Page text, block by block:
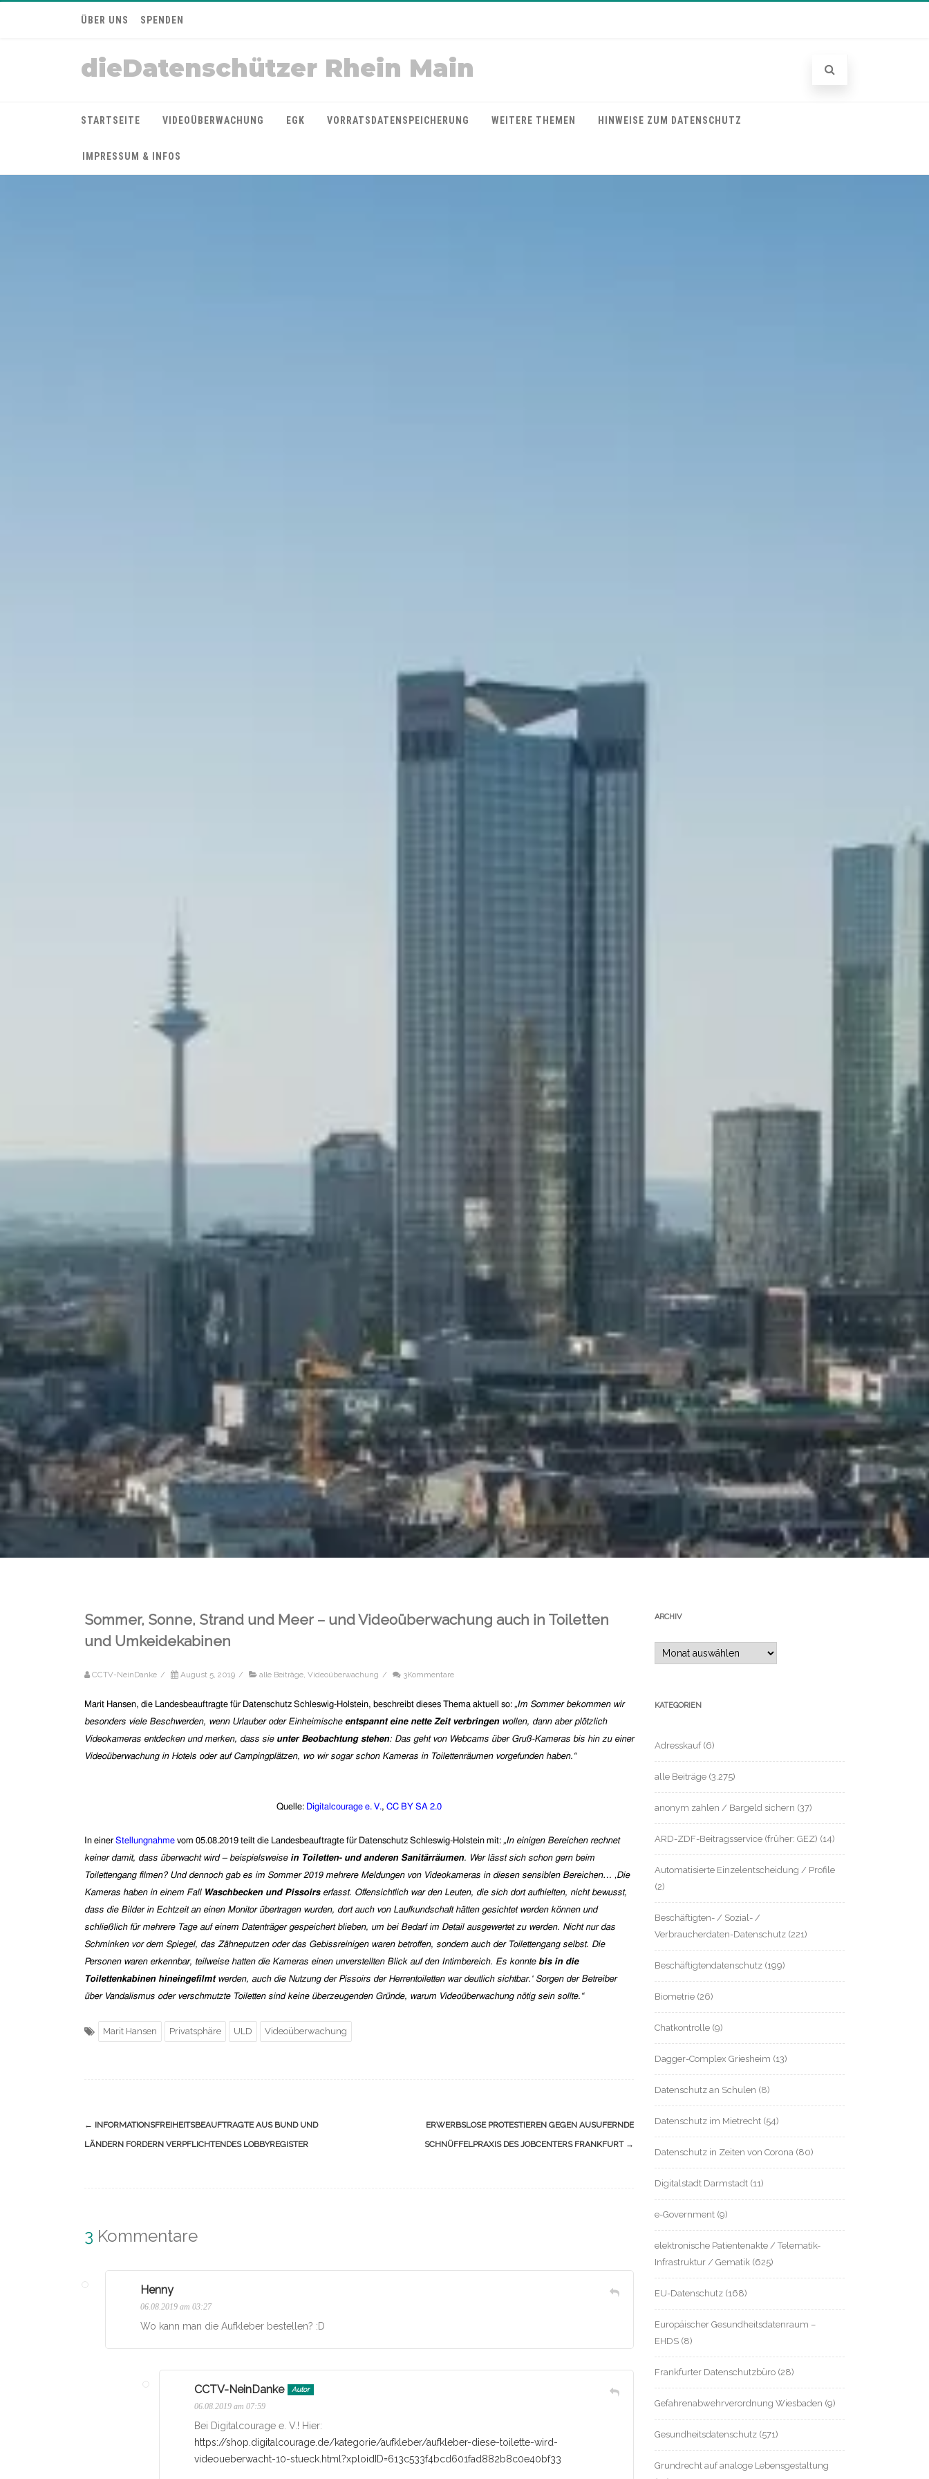
ÜBER UNS SPENDEN
dieDatenschützer Rhein Main
STARTSEITE VIDEOÜBERWACHUNG EGK VORRATSDATENSPEICHERUNG WEITERE THEMEN HINWEISE ZUM DATENSCHUTZ
IMPRESSUM & INFOS
Sommer, Sonne, Strand und Meer – und Videoüberwachung auch in Toiletten
und Umkeidekabinen
CCTV-NeinDanke / August 5, 2019 / alle Beiträge Videoüberwachung / 3Kommentare
Marit Hansen, die Landesbeauftragte für Datenschutz Schleswig-Holstein, beschreibt dieses Thema aktuell so: „Im Sommer bekommen wir
besonders viele Beschwerden, wenn Urlauber oder Einheimische entspannt eine nette Zeit verbringenwollen, dann aber plötzlich
Videokameras entdecken und merken, dass sieunter Beobachtung stehen: Das geht von Webcams über Gruß-Kameras bis hin zu einer
Videoüberwachung in Hotels oder auf Campingplätzen, wo wir sogar schon Kameras in Toilettenräumen vorgefunden haben.“
Quelle: Digitalcourage e. V., CC BY SA 2.0
In einer Stellungnahme vom 05.08.2019 teilt die Landesbeauftragte für Datenschutz Schleswig-Holstein mit: „In einigen Bereichen rechnet
keiner damit, dass überwacht wird – beispielsweise in Toiletten- und anderen Sanitärräumen. Wer lässt sich schon gern beim
Toilettengang filmen? Und dennoch gab es im Sommer 2019 mehrere Meldungen von Videokameras in diesen sensiblen Bereichen… ‚Die
Kameras haben in einem Fall Waschbecken und Pissoirserfasst. Offensichtlich war den Leuten, die sich dort aufhielten, nicht bewusst,
dass die Bilder in Echtzeit an einen Monitor übertragen wurden, dort auch von Laufkundschaft hätten gesichtet werden können und
schließlich für mehrere Tage auf einem Datenträger gespeichert blieben, um bei Bedarf im Detail ausgewertet zu werden. Nicht nur das
Schminken vor dem Spiegel, das Zähneputzen oder das Gebissreinigen waren betroffen, sondern auch der Toilettengang selbst. Die
Personen waren erkennbar, teilweise hatten die Kameras einen unverstellten Blick auf den Intimbereich. Es konnte bis in die
Toilettenkabinen hineingefilmtwerden, auch die Nutzung der Pissoirs der Herrentoiletten war deutlich sichtbar.‘ Sorgen der Betreiber
über Vandalismus oder verschmutzte Toiletten sind keine überzeugenden Gründe, warum Videoüberwachung nötig sein sollte.“
Marit Hansen Privatsphäre ULD Videoüberwachung
Navigation
(Beiträge)
← INFORMATIONSFREIHEITSBEAUFTRAGTE AUS BUND UND
LÄNDERN FORDERN VERPFLICHTENDES LOBBYREGISTER
ERWERBSLOSE PROTESTIEREN GEGEN AUSUFERNDE
SCHNÜFFELPRAXIS DES JOBCENTERS FRANKFURT →
3 Kommentare
Henny
06.08.2019 am 03:27
Wo kann man die Aufkleber bestellen? :D
CCTV-NeinDanke Autor
06.08.2019 am 07:59
Bei Digitalcourage e. V.! Hier:
https://shop.digitalcourage.de/kategorie/aufkleber/aufkleber-diese-toilette-wird-
videoueberwacht-10-stueck.html?xploidID=613c533f4bcd601fad882b8c0e40bf33
ARCHIV
Archiv
KATEGORIEN
Adresskauf(6)
alle Beiträge (3.275)
anonym zahlen / Bargeld sichern (37)
ARD-ZDF-Beitragsservice (früher: GEZ) (14)
Automatisierte Einzelentscheidung / Profile
(2)
Beschäftigten- / Sozial- /
Verbraucherdaten-Datenschutz (221)
Beschäftigtendatenschutz (199)
Biometrie (26)
Chatkontrolle (9)
Dagger-Complex Griesheim (13)
Datenschutz an Schulen (8)
Datenschutz im Mietrecht (54)
Datenschutz in Zeiten von Corona (80)
Digitalstadt Darmstadt (11)
e-Government (9)
elektronische Patientenakte / Telematik-
Infrastruktur / Gematik (625)
EU-Datenschutz (168)
Europäischer Gesundheitsdatenraum –
EHDS (8)
Frankfurter Datenschutzbüro (28)
Gefahrenabwehrverordnung Wiesbaden (9)
Gesundheitsdatenschutz (571)
Grundrecht auf analoge Lebensgestaltung